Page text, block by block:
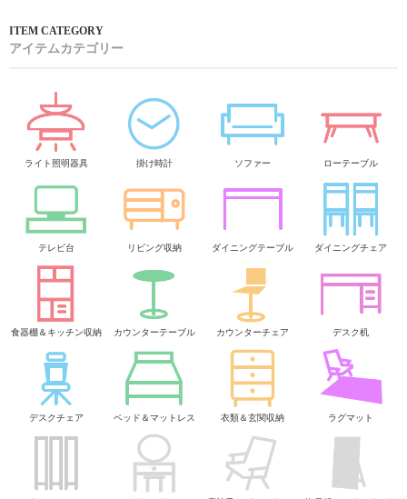
アイテムカテゴリー
ライト照明器具 掛け時計 ソファー ローテーブル
テレビ台 リビング収納 ダイニングテーブル ダイニングチェア
食器棚＆キッチン収納 カウンターテーブル カウンターチェア デスク机
デスクチェア ベッド＆マットレス 衣類＆玄関収納 ラグマット